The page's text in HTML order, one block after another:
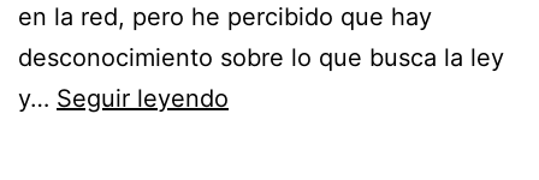
en la red, pero he percibido que hay
desconocimiento sobre lo que busca la ley
y… Seguir leyendo